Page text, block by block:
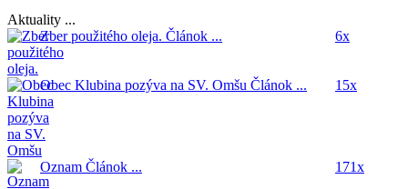
Aktuality ...
Zber použitého oleja. Článok ... 6x
Obec Klubina pozýva na SV. Omšu Článok ... 15x
Oznam Článok ...
171x